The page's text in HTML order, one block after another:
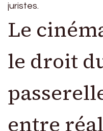
juristes.
Le
le droit
entre